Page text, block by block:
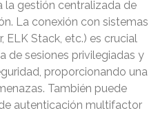
la gestión centralizada de
La conexión con sistemas
ELK Stack, etc.) es crucial
de sesiones privilegiadas y
proporcionando una
También puede
autenticación multifactor